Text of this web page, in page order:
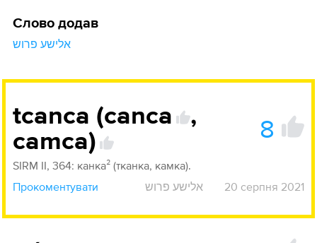
Слово додав
אלישע פרוש
tcanca (canca
,
camca)
8
SIRM II, 364: канка² (тканка, камка).
Прокоментувати
אלישע פרוש 20 серпня 2021